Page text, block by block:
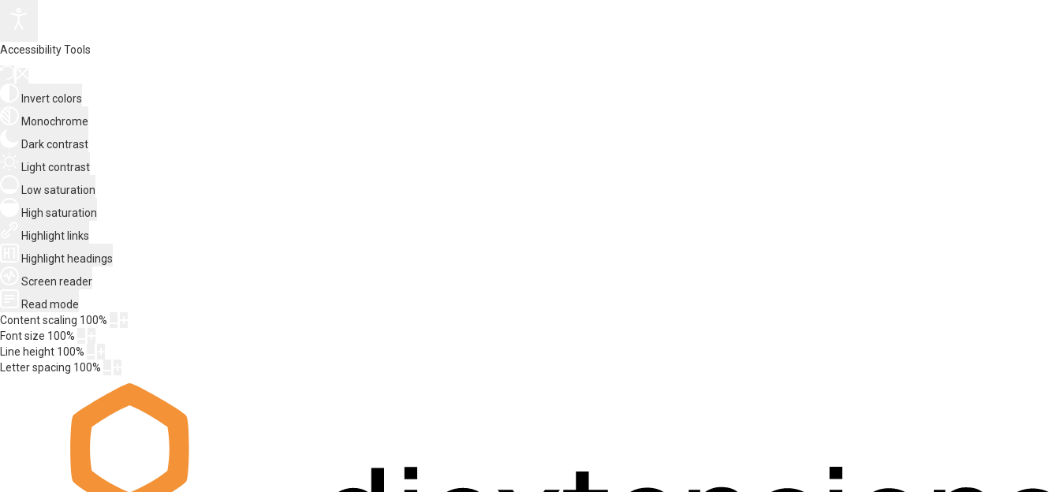
Accessibility Tools
Invert colors
Monochrome
Dark contrast
Light contrast
Low saturation
High saturation
Highlight links
Highlight headings
Screen reader
Read mode
Content scaling 100%
Font size 100%
Line height 100%
Letter spacing 100%